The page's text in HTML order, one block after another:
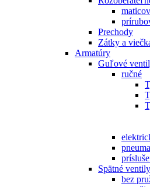
Prechody
Zátky a
Armatúry
Guľové
ručné
Spätné ventily
bez